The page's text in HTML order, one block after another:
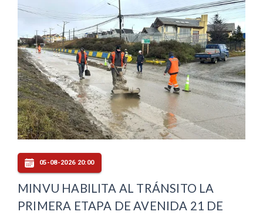
05-08-2026 20:00
MINVU HABILITA AL TRÁNSITO LA
PRIMERA ETAPA DE AVENIDA 21 DE